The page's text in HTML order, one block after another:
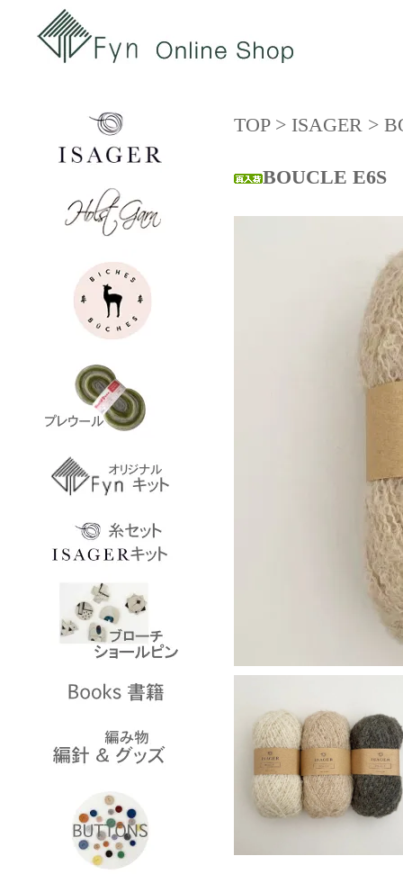
TOP> ISAGER >
BOUCLE E6S